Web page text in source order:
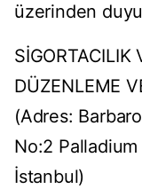
üzerinden
SİGORTACILIK
DÜZENLEME
(Adres:
No:2
İstanbul)